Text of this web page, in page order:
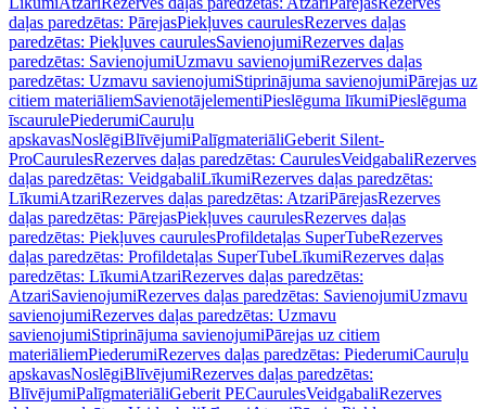
daļas paredzētas: PārejasPiekļuves caurulesRezerves daļas
paredzētas: Piekļuves caurulesSavienojumiRezerves daļas
paredzētas: SavienojumiUzmavu savienojumiRezerves daļas
paredzētas: Uzmavu savienojumiStiprinājuma savienojumiPārejas uz
citiem materiāliemSavienotājelementiPieslēguma līkumiPieslēguma
īscaurulePiederumiCauruļu
apskavasNoslēgiBlīvējumiPalīgmateriāliGeberit Silent-
ProCaurulesRezerves daļas paredzētas: CaurulesVeidgabaliRezerves
daļas paredzētas: VeidgabaliLīkumiRezerves daļas paredzētas:
LīkumiAtzariRezerves daļas paredzētas: AtzariPārejasRezerves
daļas paredzētas: PārejasPiekļuves caurulesRezerves daļas
paredzētas: Piekļuves caurulesProfildetaļas SuperTubeRezerves
daļas paredzētas: Profildetaļas SuperTubeLīkumiRezerves daļas
paredzētas: LīkumiAtzariRezerves daļas paredzētas:
AtzariSavienojumiRezerves daļas paredzētas: SavienojumiUzmavu
savienojumiRezerves daļas paredzētas: Uzmavu
savienojumiStiprinājuma savienojumiPārejas uz citiem
materiāliemPiederumiRezerves daļas paredzētas: PiederumiCauruļu
apskavasNoslēgiBlīvējumiRezerves daļas paredzētas:
BlīvējumiPalīgmateriāliGeberit PECaurulesVeidgabaliRezerves